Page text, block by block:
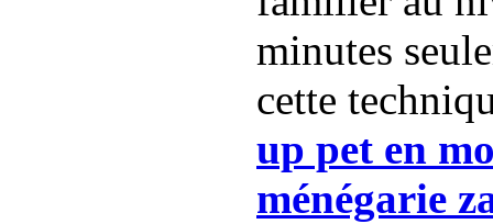
minutes
cette
up pet en
ménégarie